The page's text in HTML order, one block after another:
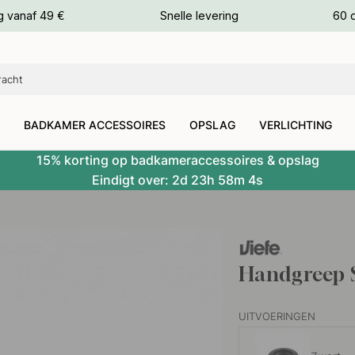
vanaf 49 € Snelle levering 60
BADKAMER ACCESSOIRES OPSLAG VERLICHTING
15% korting op badkameraccessoires & opslag
Eindigt over: 2d 23h 58m 3s
Handgreep
UITVOERINGEN